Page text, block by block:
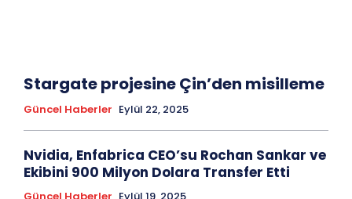
Stargate projesine Çin’den misilleme
Güncel Haberler Eylül 22, 2025
Nvidia, Enfabrica CEO’su Rochan Sankar ve
Ekibini 900 Milyon Dolara Transfer Etti